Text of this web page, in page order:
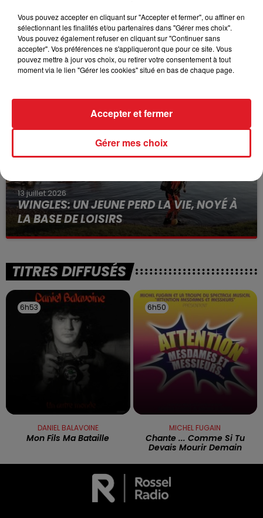
15 juillet 2026
BÉTHUNE: ENQUÊTE POUR HOMICIDE
VOLONTAIRE EN COURS, APRÈS LA...
à des prostituées
13 juillet 2026
WINGLES: UN JEUNE PERD LA VIE, NOYÉ À
LA BASE DE LOISIRS
La victime a coulé à pic
TITRES DIFFUSÉS
6h53
6h53
DANIEL BALAVOINE
Mon Fils Ma Bataille
6h50
6h50
MICHEL FUGAIN
Chante ... Comme Si Tu
Devais Mourir Demain
Vous pouvez accepter en cliquant sur "Accepter et fermer", ou affiner en
sélectionnant les finalités et/ou partenaires dans "Gérer mes choix".
Vous pouvez également refuser en cliquant sur "Continuer sans
accepter". Vos préférences ne s'appliqueront que pour ce site. Vous
pouvez mettre à jour vos choix, ou retirer votre consentement à tout
moment via le lien "Gérer les cookies" situé en bas de chaque page.
Gérer mes choix
Accepter et fermer